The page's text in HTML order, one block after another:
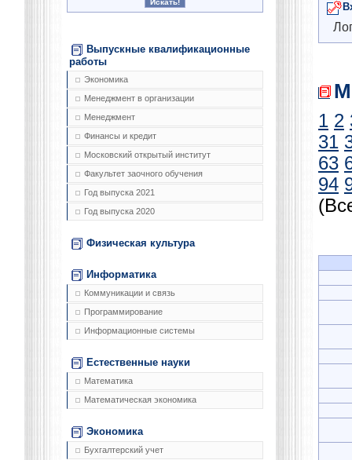
Выпускные квалификационные
работы
Экономика
Менеджмент в организации
Менеджмент
Финансы и кредит
Московский открытый институт
Факультет заочного обучения
Год выпуска 2021
Год выпуска 2020
Физическая культура
Информатика
Коммуникации и связь
Программирование
Информационные системы
Естественные науки
Математика
Математическая экономика
Экономика
Бухгалтерский учет
1 2
31
63
94